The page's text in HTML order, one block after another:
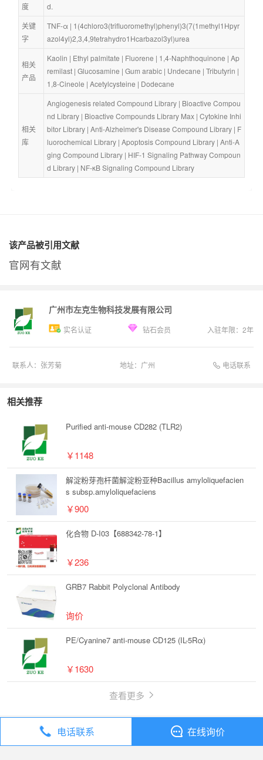
度
d.
关键
字
TNF-α | 1(4chloro3(trifluoromethyl)phenyl)3(7(1methyl1Hpyr
azol4yl)2,3,4,9tetrahydro1Hcarbazol3yl)urea
相关
产品
Kaolin | Ethyl palmitate | Fluorene | 1,4-Naphthoquinone | Ap
remilast | Glucosamine | Gum arabic | Undecane | Tributyrin
1,8-Cineole | Acetylcysteine | Dodecane
相关
库
Angiogenesis related Compound Library | Bioactive Compou
nd Library | Bioactive Compounds Library Max | Cytokine Inhi
bitor Library | Anti-Alzheimer's Disease Compound Library | F
luorochemical Library | Apoptosis Compound Library | Anti-A
ging Compound Library | HIF-1 Signaling Pathway Compoun
d Library | NF-κB Signaling Compound Library
该产品被引用文献
官网有文献
广州市左克生物科技发展有限公司
实名认证 钻石会员 入驻年限： 2年
联系人： 张芳菊 地址： 广州 电话联系
相关推荐
Purified anti-mouse CD282 (TLR2)
￥1148
解淀粉芽孢杆菌解淀粉亚种Bacillus amyloliquefacien
s subsp.amyloliquefaciens
￥900
化合物 D-I03【688342-78-1】
￥236
GRB7 Rabbit Polyclonal Antibody
询价
PE/Cyanine7 anti-mouse CD125 (IL-5Rα)
￥1630
查看更多
全部分类 试剂
电话联系 在线询价